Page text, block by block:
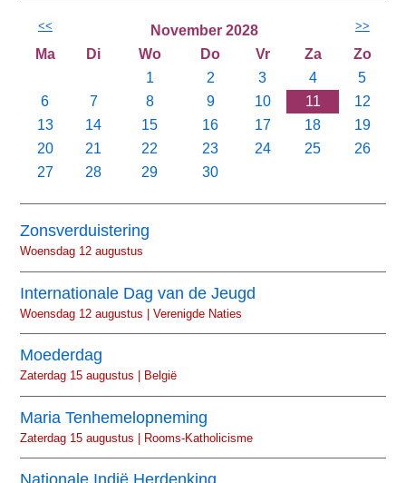
<< November 2028 >>
Ma Di Wo Do Vr Za
Zo
1
2 3 4
5
6
7 8 9 10 11
12
13
14 15 16 17 18
19
20
21 22 23 24 25
26
27
28 29 30
Zonsverduistering
Woensdag 12 augustus
Internationale Dag van de Jeugd
Woensdag 12 augustus | Verenigde Naties
Moederdag
Zaterdag 15 augustus | België
Maria Tenhemelopneming
Zaterdag 15 augustus | Rooms-Katholicisme